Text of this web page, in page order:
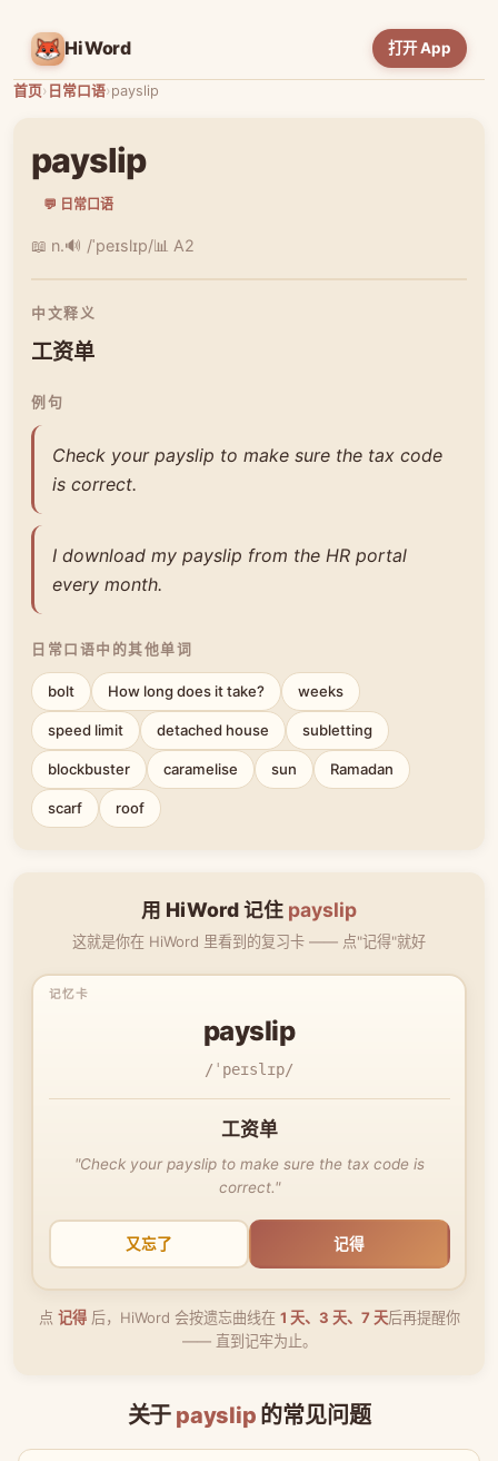
HiWord 打开 App
首页› 日常口语›payslip
payslip
💬 日常口语
📖 n.🔊 /ˈpeɪslɪp/📊 A2
中文释义
工资单
例句
Check your payslip to make sure the tax code
is correct.
I download my payslip from the HR portal
every month.
日常口语中的其他单词
bolt How long does it take? weeks
speed limit detached house subletting
blockbuster caramelise sun Ramadan
scarf roof
用 HiWord 记住 payslip
这就是你在 HiWord 里看到的复习卡 —— 点"记得"就好
payslip
/ˈpeɪslɪp/
工资单
"Check your payslip to make sure the tax code is
correct."
又忘了 记得
点 记得后，HiWord 会按遗忘曲线在 1 天、3 天、7 天后再提醒你
—— 直到记牢为止。
关于 payslip 的常见问题